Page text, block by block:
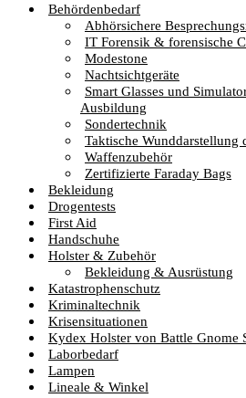
Behördenbedarf
Abhörsichere
IT Forensik & forensische
Modestone
Nachtsichtgeräte
Smart Glasses und
Ausbildung
Sondertechnik
Taktische Wunddarstellung
Waffenzubehör
Zertifizierte Faraday Bags
Bekleidung
Drogentests
First Aid
Handschuhe
Holster & Zubehör
Bekleidung & Ausrüstung
Katastrophenschutz
Kriminaltechnik
Krisensituationen
Kydex Holster von Battle Gnome
Laborbedarf
Lampen
Lineale & Winkel